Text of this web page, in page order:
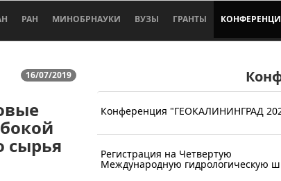
РАН МИНОБРНАУКИ ВУЗЫ ГРАНТЫ
16/07/2019
сырья
Конференция "ГЕОКАЛИНИНГРАД
Регистрация на Четвертую
Международную гидрологическую